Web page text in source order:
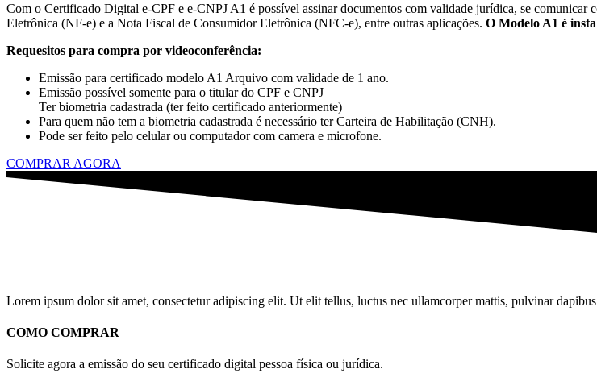
Com o Certificado Digital e-CPF e e-CNPJ A1 é possível assinar documentos com validade jurídica, se comunicar
Eletrônica (NF-e) e a Nota Fiscal de Consumidor Eletrônica (NFC-e), entre outras aplicações. O Modelo A1 é
Requesitos para compra por videoconferência:
Emissão para certificado modelo A1 Arquivo com validade de 1 ano.
Emissão possível somente para o titular do CPF e CNPJ
Ter biometria cadastrada (ter feito certificado anteriormente)
Para quem não tem a biometria cadastrada é necessário ter Carteira de Habilitação (CNH).
Pode ser feito pelo celular ou computador com camera e microfone.
COMPRAR AGORA
Lorem ipsum dolor sit amet, consectetur adipiscing elit. Ut elit tellus, luctus nec ullamcorper mattis, pulvinar
COMO COMPRAR
Solicite agora a emissão do seu certificado digital pessoa física ou jurídica.